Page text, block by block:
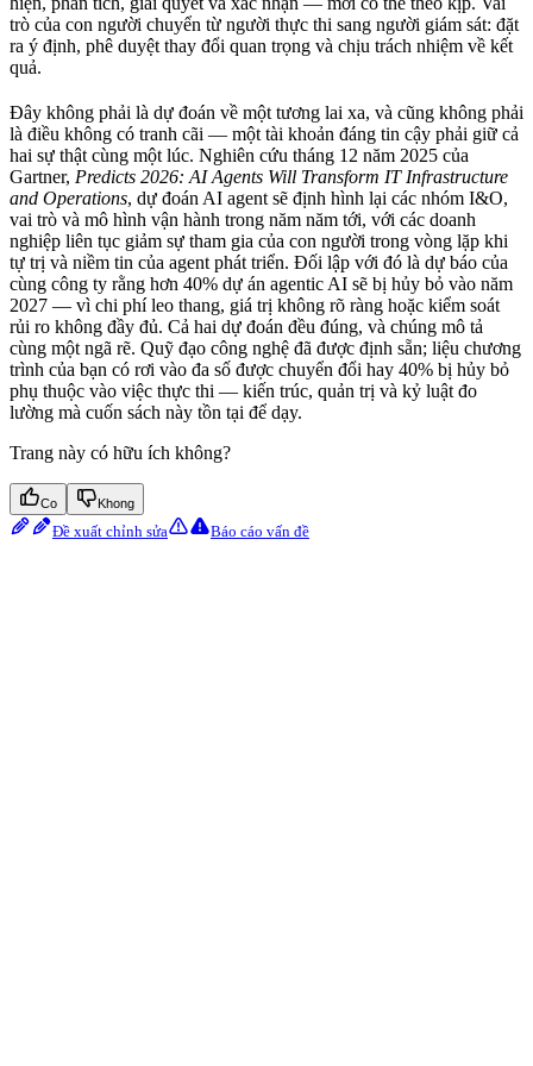
trò của con người chuyển từ người thực thi sang người giám sát: đặt
ra ý định, phê duyệt thay đổi quan trọng và chịu trách nhiệm về kết
quả.
Đây không phải là dự đoán về một tương lai xa, và cũng không phải
là điều không có tranh cãi — một tài khoản đáng tin cậy phải giữ cả
hai sự thật cùng một lúc. Nghiên cứu tháng 12 năm 2025 của
Gartner, Predicts 2026: AI Agents Will Transform IT Infrastructure
and Operations, dự đoán AI agent sẽ định hình lại các nhóm I&O,
vai trò và mô hình vận hành trong năm năm tới, với các doanh
nghiệp liên tục giảm sự tham gia của con người trong vòng lặp khi
tự trị và niềm tin của agent phát triển. Đối lập với đó là dự báo của
cùng công ty rằng hơn 40% dự án agentic AI sẽ bị hủy bỏ vào năm
2027 — vì chi phí leo thang, giá trị không rõ ràng hoặc kiểm soát
rủi ro không đầy đủ. Cả hai dự đoán đều đúng, và chúng mô tả
cùng một ngã rẽ. Quỹ đạo công nghệ đã được định sẵn; liệu chương
trình của bạn có rơi vào đa số được chuyển đổi hay 40% bị hủy bỏ
phụ thuộc vào việc thực thi — kiến trúc, quản trị và kỷ luật đo
lường mà cuốn sách này tồn tại để dạy.
Trang này có hữu ích không?
Co Khong
Đề xuất chỉnh sửa Báo cáo vấn đề